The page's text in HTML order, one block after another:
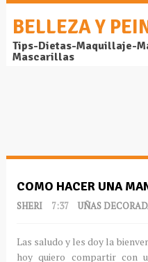
BELLEZA Y
Tips-Dietas-Maquillaje-
Mascarillas
COMO HACER UNA
SHERI 7:37 UÑAS
Las saludo y les doy la
hoy quiero compartir con